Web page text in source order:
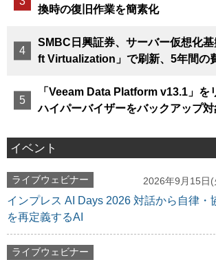
換時の復旧作業を簡素化
SMBC日興証券、サーバー仮想化
ft Virtualization」で刷新、5年間の
「Veeam Data Platform v13.1」を
ハイパーバイザーをバックアップ対
イベント
ライブウェビナー 2026年9月15日
インプレス AI Days 2026 対話から自律・
を再定義するAI
ライブウェビナー